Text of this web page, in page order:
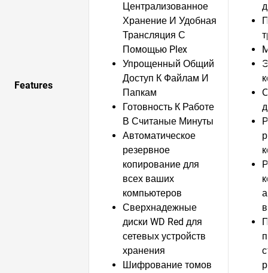
Features
Централизованное
Хранение И Удобная
Трансляция С
Помощью Plex
Упрощенный Общий
Доступ К Файлам И
Папкам
Готовность К Работе
В Считаные Минуты
Автоматическое
резервное
копирование для
всех ваших
компьютеров
Сверхнадежные
диски WD Red для
сетевых устройств
хранения
Шифрование томов